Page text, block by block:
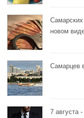
новом
Самарцев
7 августа